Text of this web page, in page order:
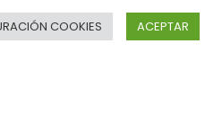
COOKIES ACEPTAR